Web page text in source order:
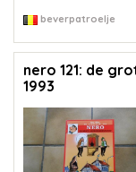
beverpatroelje
nero 121: de
1993